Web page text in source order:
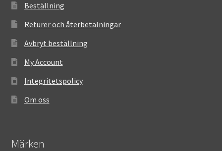
Beställning
Returer och återbetalningar
Avbryt beställning
My Account
Integritetspolicy
Om oss
Märken